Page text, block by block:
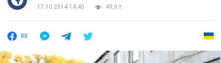
17.10.2014 14:40
49,0 т.
80